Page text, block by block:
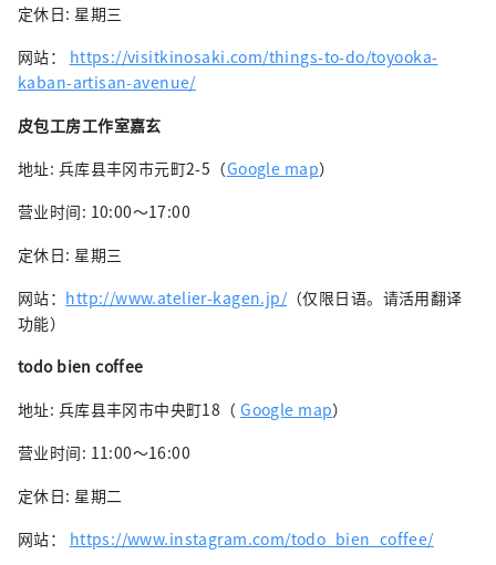
定休日: 星期三
网站： https://visitkinosaki.com/things-to-do/toyooka-
kaban-artisan-avenue/
皮包工房工作室嘉玄
地址: 兵库县丰冈市元町2-5（Google map）
营业时间: 10:00～17:00
定休日: 星期三
网站： http://www.atelier-kagen.jp/（仅限日语。请活用翻译
功能）
todo bien coffee
地址: 兵库县丰冈市中央町18（Google map）
营业时间: 11:00～16:00
定休日: 星期二
网站： https://www.instagram.com/todo_bien_coffee/